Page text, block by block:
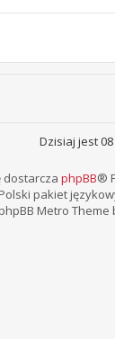
Dzisiaj jest
dostarcza phpBB®
Polski pakiet
phpBB Metro Theme